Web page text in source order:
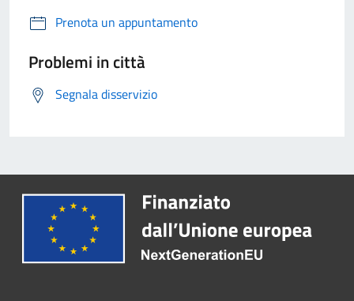
Prenota un appuntamento
Problemi in città
Segnala disservizio